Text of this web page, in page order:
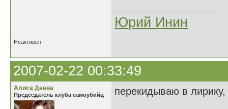
Юрий Инин
Неактивен
2007-02-22 00:33:49
Алиса Деева
Председатель клуба самоубийц перекидываю в лирику,